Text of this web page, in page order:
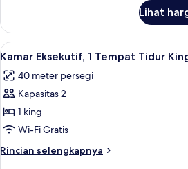
Kamar
Twin
Deluks
Lihat
Lihat
semua
foto
untuk
Kamar
Eksekutif,
1
Tempat
6
Kamar Eksekutif, 1 Tempat Tidur
40 meter persegi
Kapasitas 2
1 king
Wi-Fi Gratis
Rincian selengkapnya
Rincian